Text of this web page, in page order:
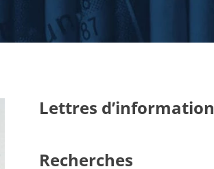
Lettres d’information
Recherches